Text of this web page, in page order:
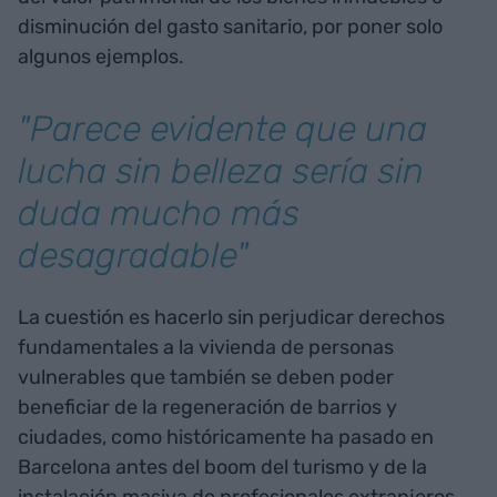
disminución del gasto sanitario, por poner solo
algunos ejemplos.
"Parece evidente que una
lucha sin belleza sería sin
duda mucho más
desagradable"
La cuestión es hacerlo sin perjudicar derechos
fundamentales a la vivienda de personas
vulnerables que también se deben poder
beneficiar de la regeneración de barrios y
ciudades, como históricamente ha pasado en
Barcelona antes del boom del turismo y de la